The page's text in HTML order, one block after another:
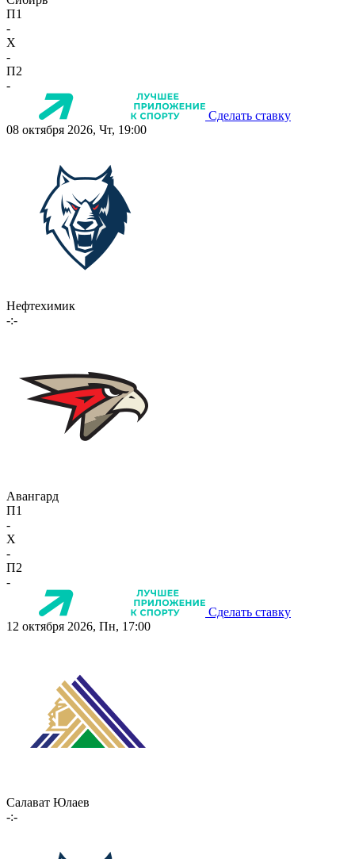
П1
-
X
-
П2
-
Сделать ставку
08 октября 2026, Чт, 19:00
Нефтехимик
-:-
Авангард
П1
-
X
-
П2
-
Сделать ставку
12 октября 2026, Пн, 17:00
Салават Юлаев
-:-